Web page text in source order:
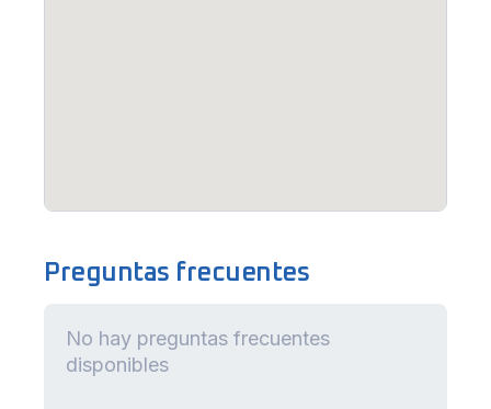
Preguntas frecuentes
No hay preguntas frecuentes
disponibles